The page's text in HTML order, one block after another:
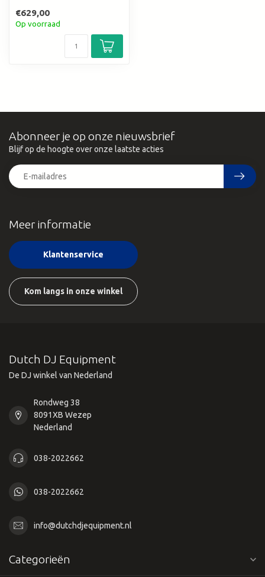
€629,00
Op voorraad
Meer informatie
Klantenservice
Kom langs in onze winkel
Abonneer je op onze nieuwsbrief
Blijf op de hoogte over onze laatste acties
Dutch DJ Equipment
De DJ winkel van Nederland
Rondweg 38
8091XB Wezep
Nederland
038-2022662
038-2022662
info@dutchdjequipment.nl
Categorieën